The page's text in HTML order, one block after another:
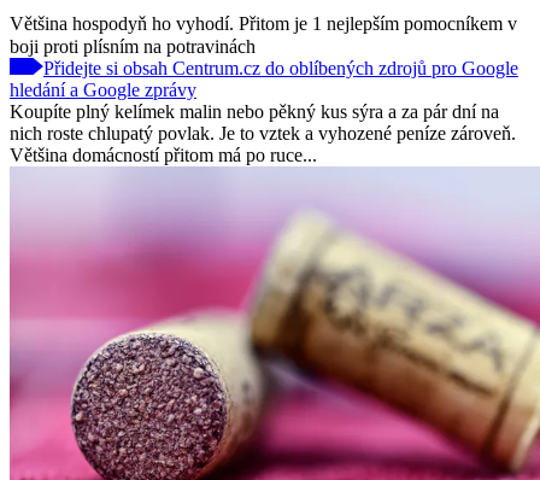
Většina hospodyň ho vyhodí. Přitom je 1 nejlepším pomocníkem v
boji proti plísním na potravinách
Přidejte si obsah Centrum.cz do oblíbených zdrojů pro Google
hledání a Google zprávy
Koupíte plný kelímek malin nebo pěkný kus sýra a za pár dní na
nich roste chlupatý povlak. Je to vztek a vyhozené peníze zároveň.
Většina domácností přitom má po ruce...